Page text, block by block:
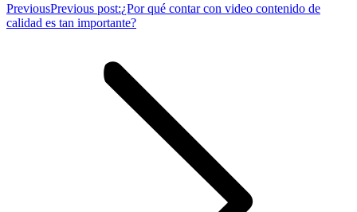
PreviousPrevious post:¿Por qué contar con video contenido de
calidad es tan importante?